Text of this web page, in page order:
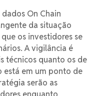
On Chain
da situação
os investidores se
A vigilância é
técnicos quanto os de
está em um ponto de
serão as